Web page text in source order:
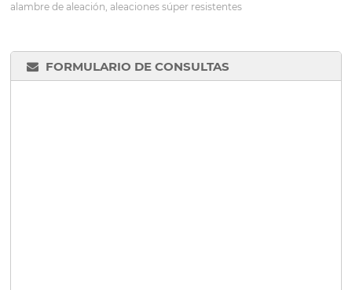
alambre de aleación, aleaciones súper resistentes
FORMULARIO DE CONSULTAS